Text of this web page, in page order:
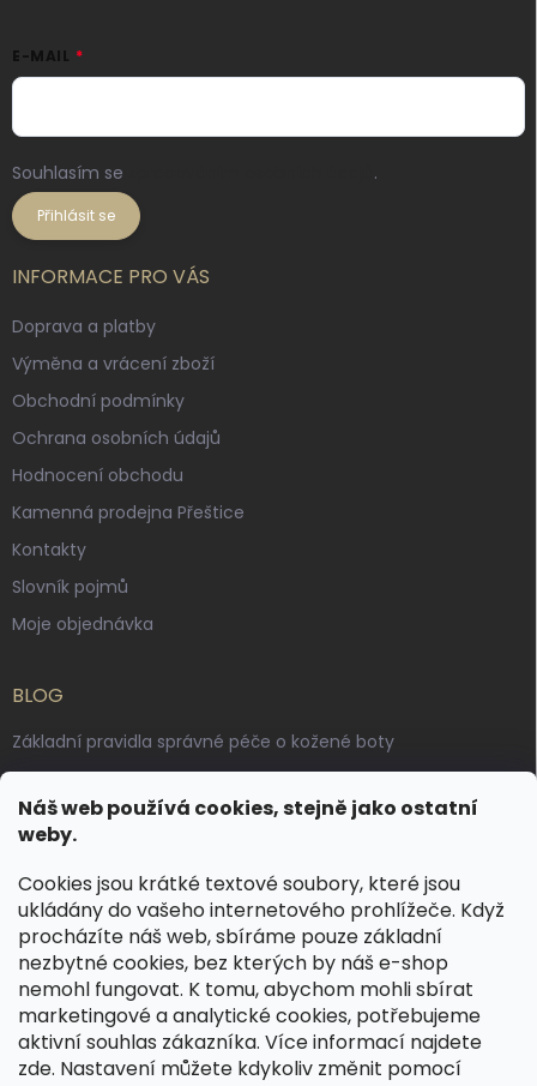
Náš web používá cookies, stejně jako ostatní
weby.
Cookies jsou krátké textové soubory, které jsou
ukládány do vašeho internetového prohlížeče. Když
procházíte náš web, sbíráme pouze základní
nezbytné cookies, bez kterých by náš e-shop
nemohl fungovat. K tomu, abychom mohli sbírat
marketingové a analytické cookies, potřebujeme
aktivní souhlas zákazníka. Více informací najdete
zde. Nastavení můžete kdykoliv změnit pomocí
E-MAIL
Souhlasím se .
Přihlásit se
INFORMACE PRO VÁS
Doprava a platby
Výměna a vrácení zboží
Obchodní podmínky
Ochrana osobních údajů
Hodnocení obchodu
Kamenná prodejna Přeštice
Kontakty
Slovník pojmů
Moje objednávka
BLOG
Základní pravidla správné péče o kožené boty
Výroba českých kožených opasků: vůně pravé kůže, dotek
řemesla
KONTAKT
dotazy@spongr.cz
+420 776 663 962
https://www.facebook.com/spongr.cz